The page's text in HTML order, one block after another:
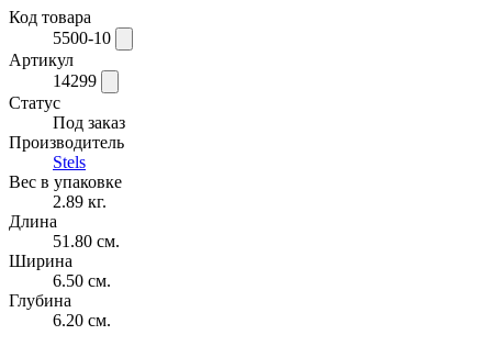
Код товара
5500-10
Артикул
14299
Статус
Под заказ
Производитель
Stels
Вес в упаковке
2.89 кг.
Длина
51.80 см.
Ширина
6.50 см.
Глубина
6.20 см.